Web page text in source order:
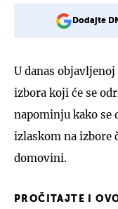
Dodajte
U danas
izbora koji će se
napominju kako se
izlaskom na izbore
domovini.
PROČITAJTE I